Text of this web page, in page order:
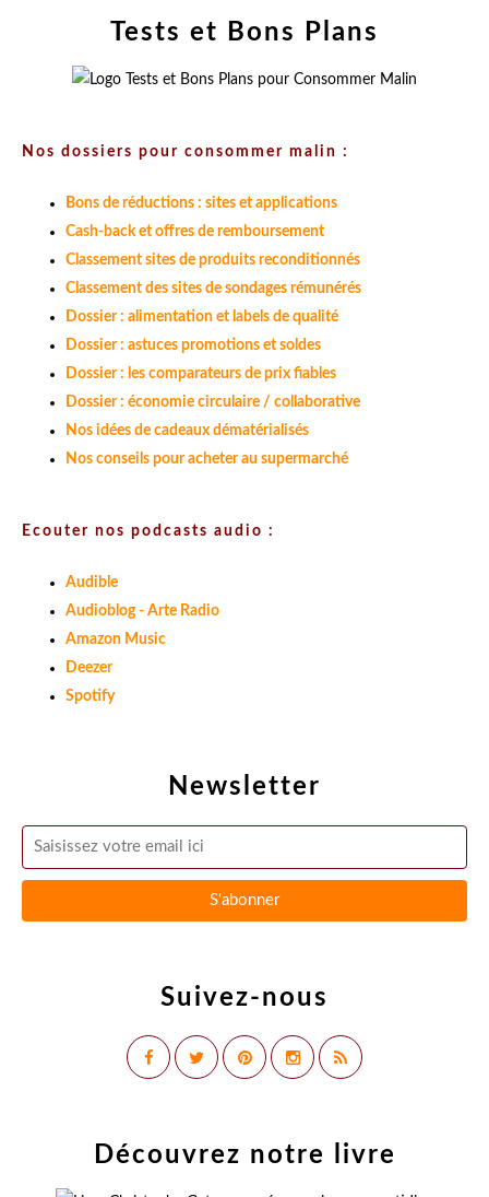
Newsletter
Suivez-nous
Tests et Bons Plans
Nos dossiers pour consommer malin :
Bons de réductions : sites et applications
Cash-back et offres de remboursement
Classement sites de produits reconditionnés
Classement des sites de sondages rémunérés
Dossier : alimentation et labels de qualité
Dossier : astuces promotions et soldes
Dossier : les comparateurs de prix fiables
Dossier : économie circulaire / collaborative
Nos idées de cadeaux dématérialisés
Nos conseils pour acheter au supermarché
Ecouter nos podcasts audio :
Audible
Audioblog - Arte Radio
Amazon Music
Deezer
Spotify
Découvrez notre livre